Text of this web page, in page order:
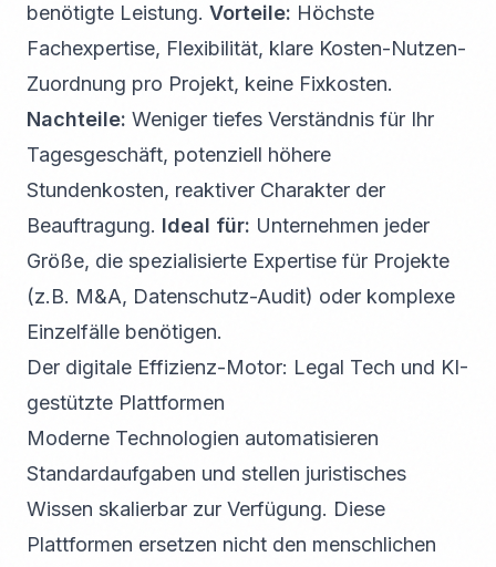
benötigte Leistung. Vorteile: Höchste
Fachexpertise, Flexibilität, klare Kosten-Nutzen-
Zuordnung pro Projekt, keine Fixkosten.
Nachteile: Weniger tiefes Verständnis für Ihr
Tagesgeschäft, potenziell höhere
Stundenkosten, reaktiver Charakter der
Beauftragung. Ideal für: Unternehmen jeder
Größe, die spezialisierte Expertise für Projekte
(z.B. M&A, Datenschutz-Audit) oder komplexe
Einzelfälle benötigen.
Der digitale Effizienz-Motor: Legal Tech und KI-
gestützte Plattformen
Moderne Technologien automatisieren
Standardaufgaben und stellen juristisches
Wissen skalierbar zur Verfügung. Diese
Plattformen ersetzen nicht den menschlichen